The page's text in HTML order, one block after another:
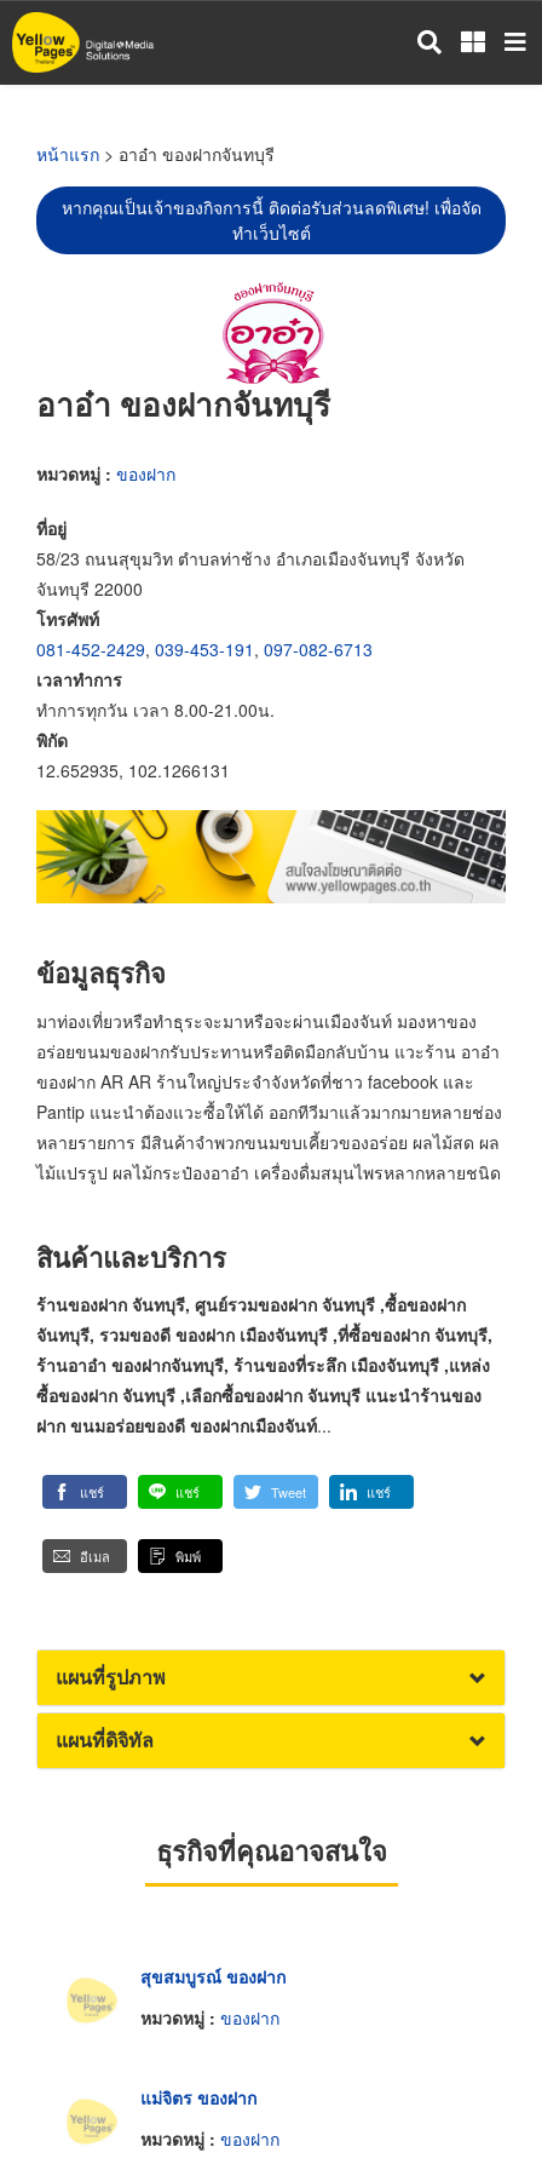
ข้าม
ไป
หน้าแรก > อาอ๋า ของฝากจันทบุรี
หากคุณเป็นเจ้าของกิจการนี้ ติดต่อรับส่วนลดพิเศษ! เพื่อจัด
ทำเว็บไซต์
อาอ๋า ของฝากจันทบุรี
หมวดหมู่ : ของฝาก
ที่อยู่
58/23 ถนนสุขุมวิท ตำบลท่าช้าง อำเภอเมืองจันทบุรี จังหวัด
จันทบุรี 22000
โทรศัพท์
081-452-2429, 039-453-191 , 097-082-6713
เวลาทำการ
ทำการทุกวัน เวลา 8.00-21.00น.
พิกัด
12.652935, 102.1266131
ข้อมูลธุรกิจ
มาท่องเที่ยวหรือทำธุระจะมาหรือจะผ่านเมืองจันท์ มองหาของ
อร่อยขนมของฝากรับประทานหรือติดมือกลับบ้าน แวะร้าน อาอ๋า
ของฝาก AR AR ร้านใหญ่ประจำจังหวัดที่ชาว facebook และ
Pantip แนะนำต้องแวะซื้อให้ได้ ออกทีวีมาแล้วมากมายหลายช่อง
หลายรายการ มีสินค้าจำพวกขนมขบเคี้ยวของอร่อย ผลไม้สด ผล
ไม้แปรรูป ผลไม้กระป๋องอาอ๋า เครื่องดื่มสมุนไพรหลากหลายชนิด
สินค้าและบริการ
ร้านของฝาก จันทบุรี, ศูนย์รวมของฝาก จันทบุรี ,ซื้อของฝาก
จันทบุรี, รวมของดี ของฝาก เมืองจันทบุรี ,ที่ซื้อของฝาก จันทบุรี,
ร้านอาอ๋า ของฝากจันทบุรี, ร้านของที่ระลึก เมืองจันทบุรี ,แหล่ง
ซื้อของฝาก จันทบุรี ,เลือกซื้อของฝาก จันทบุรี แนะนำร้านของ
ฝาก ขนมอร่อยของดี ของฝากเมืองจันท์...
แชร์ แชร์ Tweet แชร์
อีเมล พิมพ์
แผนที่รูปภาพ
แผนที่ดิจิทัล
ธุรกิจที่คุณอาจสนใจ
สุขสมบูรณ์ ของฝาก
หมวดหมู่ : ของฝาก
แม่จิตร ของฝาก
หมวดหมู่ : ของฝาก